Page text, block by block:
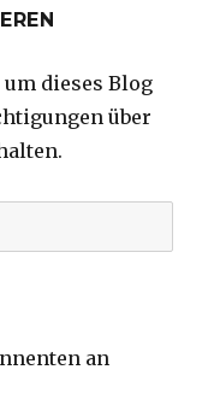
dieses Blog
über
an